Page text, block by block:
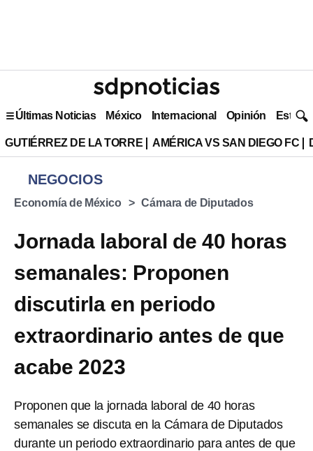
Últimas Noticias México Internacional Opinión Estilo
GUTIÉRREZ DE LA TORRE AMÉRICA VS SAN DIEGO FC
NEGOCIOS
Economía de México Cámara de Diputados
Jornada laboral de 40 horas
semanales: Proponen
discutirla en periodo
extraordinario antes de que
acabe 2023
Proponen que la jornada laboral de 40 horas
semanales se discuta en la Cámara de Diputados
durante un periodo extraordinario para antes de que